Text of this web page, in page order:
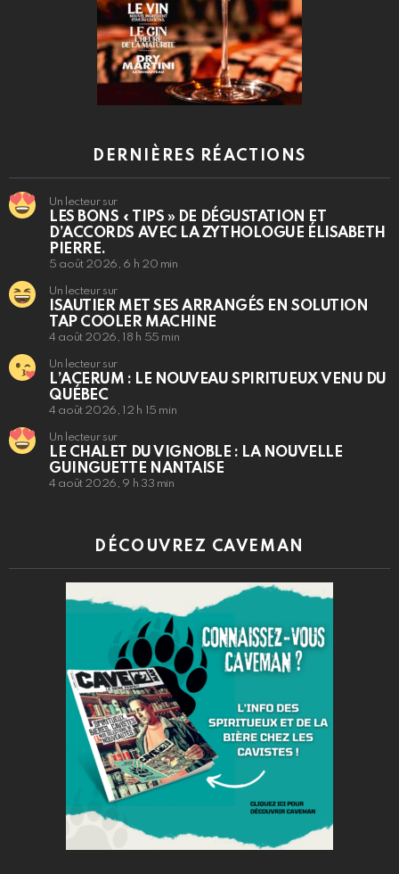
DERNIÈRES RÉACTIONS
Un lecteur sur
LES BONS « TIPS » DE DÉGUSTATION ET
D’ACCORDS AVEC LA ZYTHOLOGUE ÉLISABETH
PIERRE.
5 août 2026, 6 h 20 min
Un lecteur sur
ISAUTIER MET SES ARRANGÉS EN SOLUTION
TAP COOLER MACHINE
4 août 2026, 18 h 55 min
Un lecteur sur
L’ACERUM : LE NOUVEAU SPIRITUEUX VENU DU
QUÉBEC
4 août 2026, 12 h 15 min
Un lecteur sur
LE CHALET DU VIGNOBLE : LA NOUVELLE
GUINGUETTE NANTAISE
4 août 2026, 9 h 33 min
DÉCOUVREZ CAVEMAN